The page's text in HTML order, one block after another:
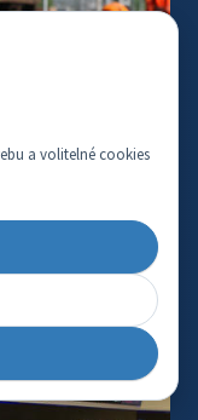
a volitelné cookies